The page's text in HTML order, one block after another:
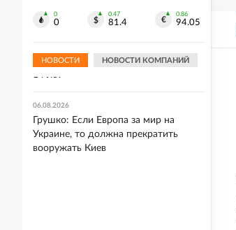
0
0
0.47
81.4
0.86
94.05
НОВОСТИ НОВОСТИ КОМПАНИЙ
антирекорда по закачке газа в ПХГ за
14 лет
06.08.2026
Грушко: Если Европа за мир на
Украине, то должна прекратить
вооружать Киев